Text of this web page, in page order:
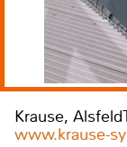
Krause,
www.krause-